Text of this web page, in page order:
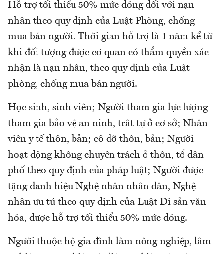
Hỗ trợ tối thiểu 50% mức đóng đối với nạn
nhân theo quy định của Luật Phòng, chống
mua bán người. Thời gian hỗ trợ là 1 năm kể từ
khi đối tượng được cơ quan có thẩm quyền xác
nhận là nạn nhân, theo quy định của Luật
phòng, chống mua bán người.
Học sinh, sinh viên; Người tham gia lực lượng
tham gia bảo vệ an ninh, trật tự ở cơ sở; Nhân
viên y tế thôn, bản; cô đỡ thôn, bản; Người
hoạt động không chuyên trách ở thôn, tổ dân
phố theo quy định của pháp luật; Người được
tặng danh hiệu Nghệ nhân nhân dân, Nghệ
nhân ưu tú theo quy định của Luật Di sản văn
hóa, được hỗ trợ tối thiểu 50% mức đóng.
Người thuộc hộ gia đình làm nông nghiệp, lâm